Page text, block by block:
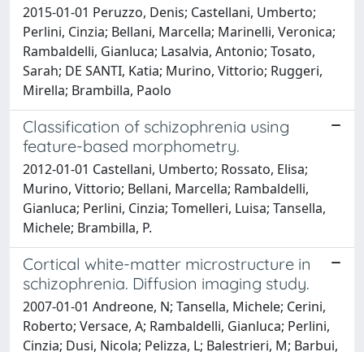
2015-01-01 Peruzzo, Denis; Castellani, Umberto;
Perlini, Cinzia; Bellani, Marcella; Marinelli, Veronica;
Rambaldelli, Gianluca; Lasalvia, Antonio; Tosato,
Sarah; DE SANTI, Katia; Murino, Vittorio; Ruggeri,
Mirella; Brambilla, Paolo
Classification of schizophrenia using
feature-based morphometry.
2012-01-01 Castellani, Umberto; Rossato, Elisa;
Murino, Vittorio; Bellani, Marcella; Rambaldelli,
Gianluca; Perlini, Cinzia; Tomelleri, Luisa; Tansella,
Michele; Brambilla, P.
Cortical white-matter microstructure in
schizophrenia. Diffusion imaging study.
2007-01-01 Andreone, N; Tansella, Michele; Cerini,
Roberto; Versace, A; Rambaldelli, Gianluca; Perlini,
Cinzia; Dusi, Nicola; Pelizza, L; Balestrieri, M; Barbui,